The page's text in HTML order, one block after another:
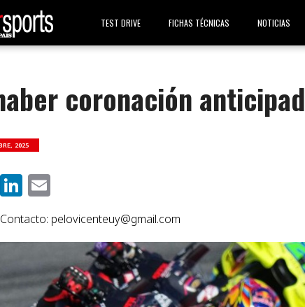
TEST DRIVE FICHAS TÉCNICAS NOTICIAS
coronación
2025
WhatsApp
LinkedIn
pelovicenteuy@gmail.com